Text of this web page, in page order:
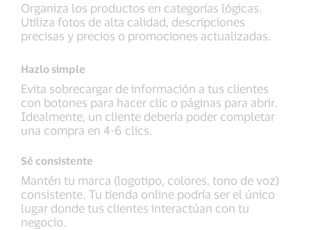
Organiza los productos en categorías lógicas.
Utiliza fotos de alta calidad, descripciones
precisas y precios o promociones actualizadas.
Hazlo simple
Evita sobrecargar de información a tus clientes
con botones para hacer clic o páginas para abrir.
Idealmente, un cliente debería poder completar
una compra en 4-6 clics.
Sé consistente
Mantén tu marca (logotipo, colores, tono de voz)
consistente. Tu tienda online podría ser el único
lugar donde tus clientes interactúan con tu
negocio.